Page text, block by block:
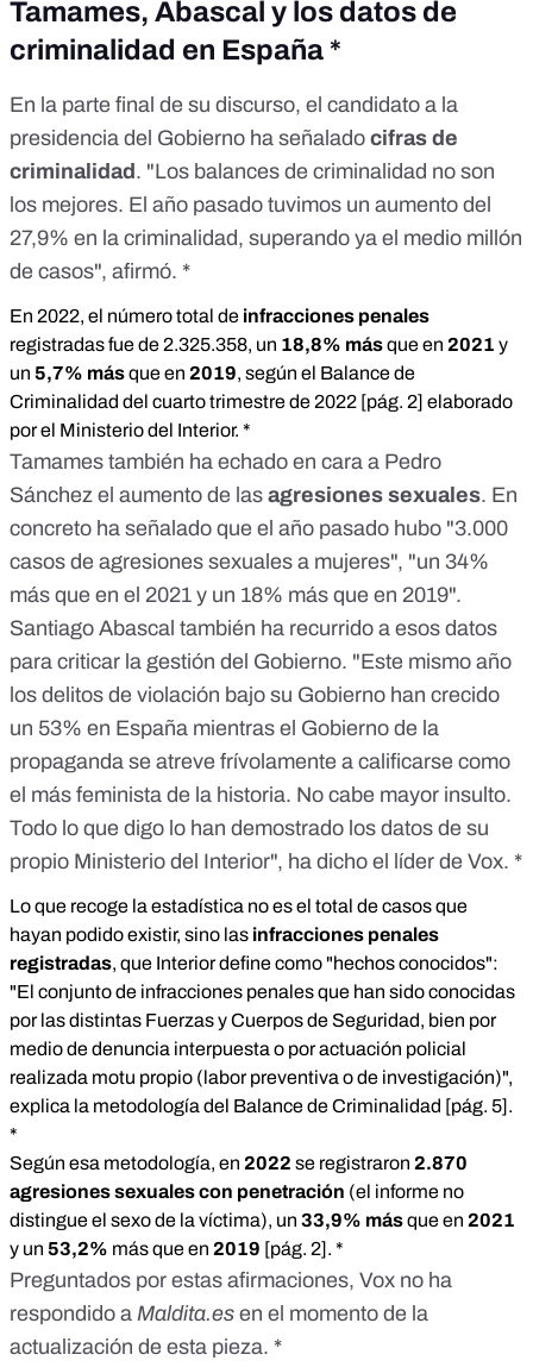
Tamames, Abascal y los datos de
criminalidad en España *
En la parte final de su discurso, el candidato a la
presidencia del Gobierno ha señalado cifras de
criminalidad . "Los balances de criminalidad no son
los mejores. El año pasado tuvimos un aumento del
27,9% en la criminalidad, superando ya el medio millón
de casos", afirmó. *
En 2022, el número total de infracciones penales
registradas fue de 2.325.358, un 18,8% másque en 2021 y
un 5,7% másque en 2019, según el Balance de
Criminalidad del cuarto trimestre de 2022 [pág. 2] elaborado
por el Ministerio del Interior. *
Tamames también ha echado en cara a Pedro
Sánchez el aumento de las agresiones sexuales. En
concreto ha señalado que el año pasado hubo "3.000
casos de agresiones sexuales a mujeres", "un 34%
más que en el 2021 y un 18% más que en 2019".
Santiago Abascal también ha recurrido a esos datos
para criticar la gestión del Gobierno. "Este mismo año
los delitos de violación bajo su Gobierno han crecido
un 53% en España mientras el Gobierno de la
propaganda se atreve frívolamente a calificarse como
el más feminista de la historia. No cabe mayor insulto.
Todo lo que digo lo han demostrado los datos de su
propio Ministerio del Interior", ha dicho el líder de Vox. *
Lo que recoge la estadística no es el total de casos que
hayan podido existir, sino las infracciones penales
registradas, que Interior define como "hechos conocidos":
"El conjunto de infracciones penales que han sido conocidas
por las distintas Fuerzas y Cuerpos de Seguridad, bien por
medio de denuncia interpuesta o por actuación policial
realizada motu propio (labor preventiva o de investigación)",
explica la metodología del Balance de Criminalidad [pág. 5].
*
Según esa metodología, en 2022 se registraron 2.870
agresiones sexuales con penetración (el informe no
distingue el sexo de la víctima), un 33,9% másque en 2021
y un 53,2% más que en 2019 [pág. 2]. *
Preguntados por estas afirmaciones, Vox no ha
respondido a Maldita.es en el momento de la
actualización de esta pieza. *